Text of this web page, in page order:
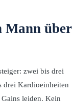
Mann über
zwei bis drei
drei Kardioeinheiten
leiden. Kein